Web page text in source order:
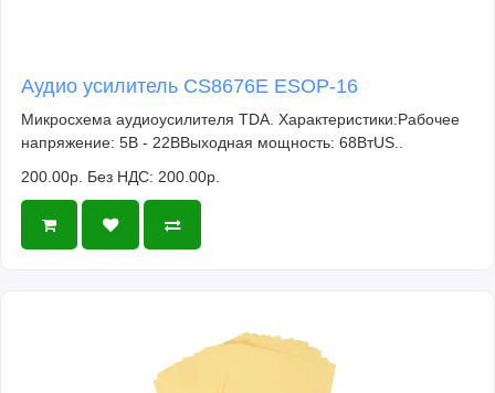
Аудио усилитель CS8676E ESOP-16
Микросхема аудиоусилителя TDA. Характеристики:Рабочее
напряжение: 5В - 22ВВыходная мощность: 68ВтUS..
200.00р. Без НДС: 200.00р.